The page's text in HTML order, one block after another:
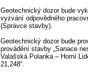
Geotechnický dozor bude
vyzvání odpovědného
(Správce stavby).
Geotechnický dozor bude
provádění stavby „Sanace
Valašská Polanka – Horní
21,248“.